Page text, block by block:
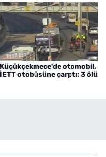
Küçükçekmece'de otomobil,
İETT otobüsüne çarptı: 3 ölü